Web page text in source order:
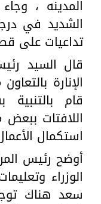
المدينه ،
الشديد في
تداعيات على
قال السيد
الإنارة
قام
اللافتات
استكمال
أوضح رئيس
الوزراء
سعد هناك